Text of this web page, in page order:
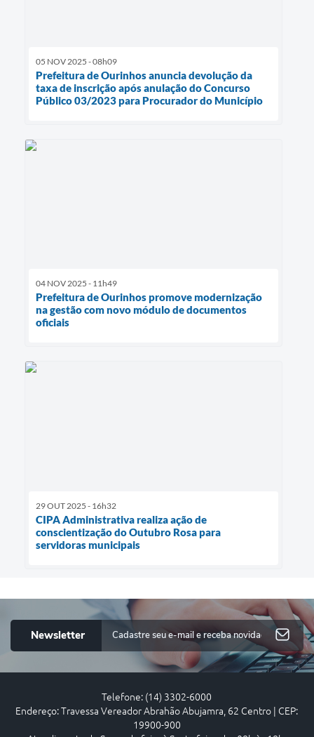
05 NOV 2025 - 08h09
Prefeitura de Ourinhos anuncia devolução da
taxa de inscrição após anulação do Concurso
Público 03/2023 para Procurador do Município
04 NOV 2025 - 11h49
Prefeitura de Ourinhos promove modernização
na gestão com novo módulo de documentos
oficiais
29 OUT 2025 - 16h32
CIPA Administrativa realiza ação de
conscientização do Outubro Rosa para
servidoras municipais
Newsletter
Telefone: (14) 3302-6000
Endereço: Travessa Vereador Abrahão Abujamra, 62 Centro | CEP:
19900-900